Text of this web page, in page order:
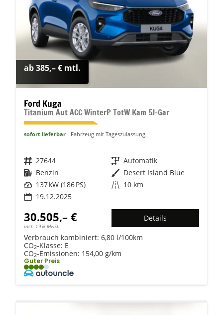
ab 385,– € mtl.
Ford Kuga
Titanium Aut ACC WinterP TotW Kam 5J-Gar
sofort lieferbar Fahrzeug mit Tageszulassung
Fahrzeugnr. 27644 Getriebe Automatik
Kraftstoff Benzin Außenfarbe Desert Island Blue
Leistung 137 kW (186 PS) Kilometerstand 10 km
19.12.2025
30.505,– €
incl. 19% MwSt.
Details
Verbrauch kombiniert: 6,80 l/100km
CO2-Klasse: E
CO2-Emissionen: 154,00 g/km
Guter Preis